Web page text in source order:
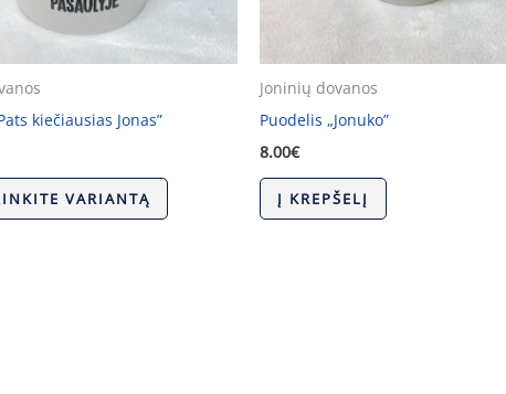
kiečiausias Jonas”
VARIANTĄ
Joninių dovanos
Puodelis „Jonuko”
8.00€
Į KREPŠELĮ